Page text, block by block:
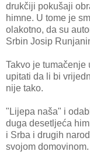
drukčiji pokušaji
himne. U tome je
olakotno, da su
Srbin Josip
Takvo je tumačenje
upitati da li bi
nije tako.
"Lijepa naša" i
duga desetljeća
i Srba i drugih
svojom domovinom.